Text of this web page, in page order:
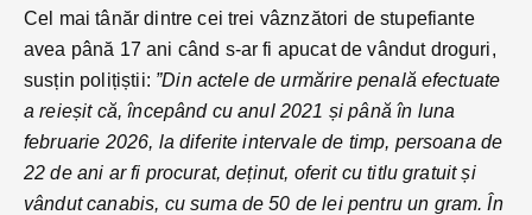
Cel mai tânăr dintre cei trei vâznzători de stupefiante
avea până 17 ani când s-ar fi apucat de vândut droguri,
susțin polițiștii: ”Din actele de urmărire penală efectuate
a reieșit că, începând cu anul 2021 și până în luna
februarie 2026, la diferite intervale de timp, persoana de
22 de ani ar fi procurat, deținut, oferit cu titlu gratuit și
vândut canabis, cu suma de 50 de lei pentru un gram. În